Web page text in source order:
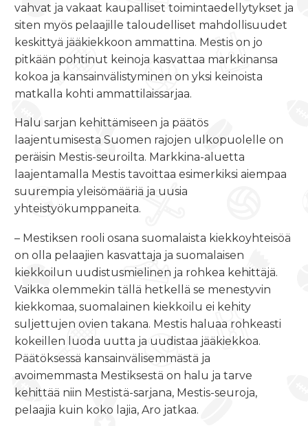
vahvat ja vakaat kaupalliset toimintaedellytykset ja
siten myös pelaajille taloudelliset mahdollisuudet
keskittyä jääkiekkoon ammattina. Mestis on jo
pitkään pohtinut keinoja kasvattaa markkinansa
kokoa ja kansainvälistyminen on yksi keinoista
matkalla kohti ammattilaissarjaa.
Halu sarjan kehittämiseen ja päätös
laajentumisesta Suomen rajojen ulkopuolelle on
peräisin Mestis-seuroilta. Markkina-aluetta
laajentamalla Mestis tavoittaa esimerkiksi aiempaa
suurempia yleisömääriä ja uusia
yhteistyökumppaneita.
– Mestiksen rooli osana suomalaista kiekkoyhteisöä
on olla pelaajien kasvattaja ja suomalaisen
kiekkoilun uudistusmielinen ja rohkea kehittäjä.
Vaikka olemmekin tällä hetkellä se menestyvin
kiekkomaa, suomalainen kiekkoilu ei kehity
suljettujen ovien takana. Mestis haluaa rohkeasti
kokeillen luoda uutta ja uudistaa jääkiekkoa.
Päätöksessä kansainvälisemmästä ja
avoimemmasta Mestiksestä on halu ja tarve
kehittää niin Mestistä-sarjana, Mestis-seuroja,
pelaajia kuin koko lajia, Aro jatkaa.